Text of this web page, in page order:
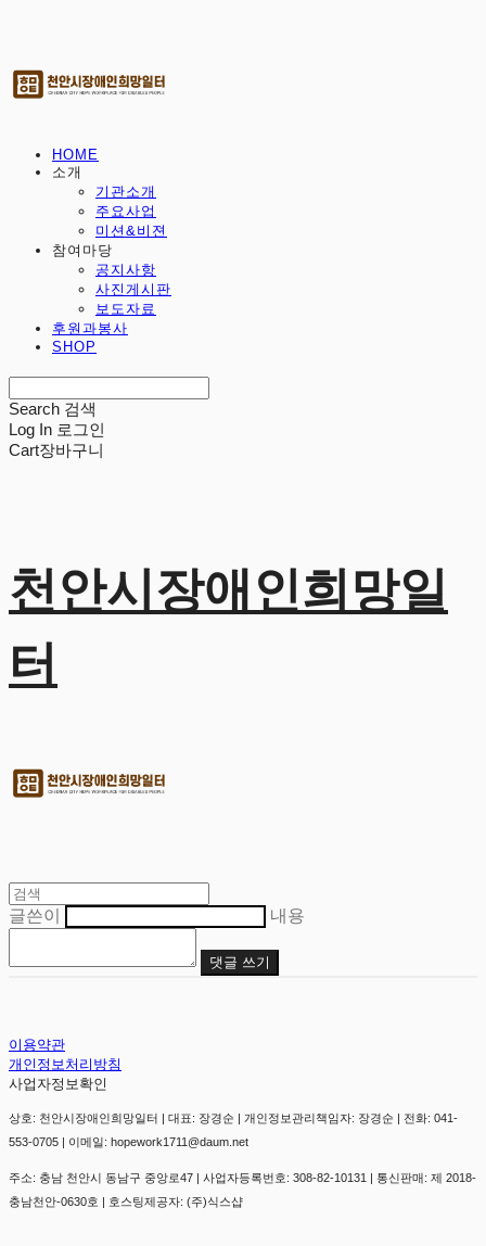
HOME
소개
기관소개
주요사업
미션&비젼
참여마당
공지사항
사진게시판
보도자료
후원과봉사
SHOP
Search 검색
Log In 로그인
Cart장바구니
천안시장애인희망일
터
글쓴이 내용
댓글 쓰기
이용약관
개인정보처리방침
사업자정보확인
상호: 천안시장애인희망일터 | 대표: 장경순 | 개인정보관리책임자: 장경순 | 전화: 041-
553-0705 | 이메일: hopework1711@daum.net
주소: 충남 천안시 동남구 중앙로47 | 사업자등록번호: 308-82-10131 | 통신판매: 제 2018-
충남천안-0630호 | 호스팅제공자: (주)식스샵